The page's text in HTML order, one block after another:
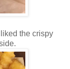
the crispy